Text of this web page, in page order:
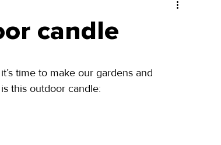
candle
time to make our gardens and
this outdoor candle: